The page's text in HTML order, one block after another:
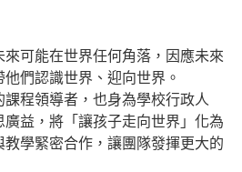
可能在世界任何角落，因應未來
們認識世界、迎向世界。
程領導者，也身為學校行政人
益，將「讓孩子走向世界」化為
學緊密合作，讓團隊發揮更大的